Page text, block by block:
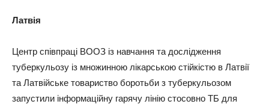
Латвія
Центр співпраці ВООЗ із навчання та дослідження
туберкульозу із множинною лікарською стійкістю в Латвії
та Латвійське товариство боротьби з туберкульозом
запустили інформаційну гарячу лінію стосовно ТБ для